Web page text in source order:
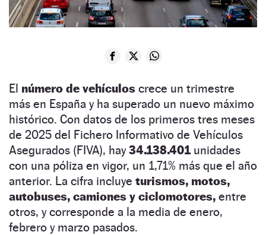
El número de vehículos crece un trimestre
más en España y ha superado un nuevo máximo
histórico. Con datos de los primeros tres meses
de 2025 del Fichero Informativo de Vehículos
Asegurados (FIVA), hay34.138.401 unidades
con una póliza en vigor, un 1,71% más que el año
anterior. La cifra incluye turismos, motos,
autobuses, camiones y ciclomotores, entre
otros, y corresponde a la media de enero,
febrero y marzo pasados.